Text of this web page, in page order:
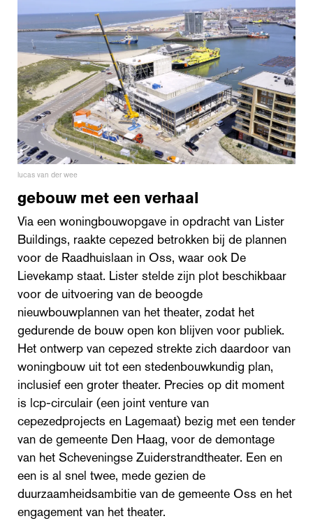
lucas van der wee
gebouw met een verhaal
Via een woningbouwopgave in opdracht van Lister
Buildings, raakte cepezed betrokken bij de plannen
voor de Raadhuislaan in Oss, waar ook De
Lievekamp staat. Lister stelde zijn plot beschikbaar
voor de uitvoering van de beoogde
nieuwbouwplannen van het theater, zodat het
gedurende de bouw open kon blijven voor publiek.
Het ontwerp van cepezed strekte zich daardoor van
woningbouw uit tot een stedenbouwkundig plan,
inclusief een groter theater. Precies op dit moment
is lcp-circulair (een joint venture van
cepezedprojects en Lagemaat) bezig met een tender
van de gemeente Den Haag, voor de demontage
van het Scheveningse Zuiderstrandtheater. Een en
een is al snel twee, mede gezien de
duurzaamheidsambitie van de gemeente Oss en het
engagement van het theater.